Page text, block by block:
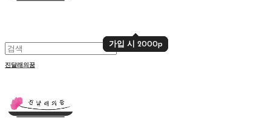
가입 시 2000p
가입 시 2000p
진달래의꿈